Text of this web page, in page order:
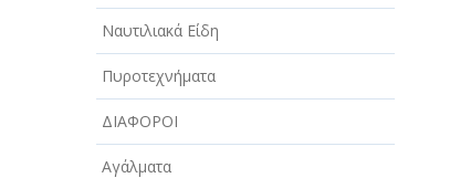
Ναυτιλιακά Είδη
Πυροτεχνήματα
ΔΙΑΦΟΡΟΙ
Αγάλματα